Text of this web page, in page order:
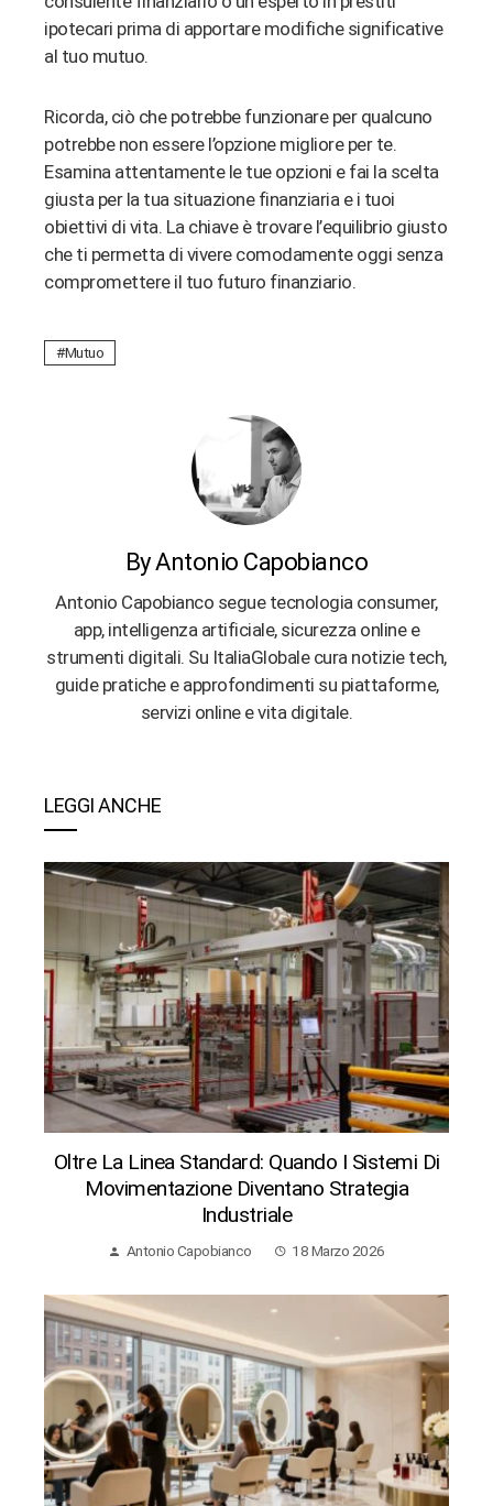
ipotecari prima di apportare modifiche significative
al tuo mutuo.
Ricorda, ciò che potrebbe funzionare per qualcuno
potrebbe non essere l’opzione migliore per te.
Esamina attentamente le tue opzioni e fai la scelta
giusta per la tua situazione finanziaria e i tuoi
obiettivi di vita. La chiave è trovare l’equilibrio giusto
che ti permetta di vivere comodamente oggi senza
compromettere il tuo futuro finanziario.
Mutuo
By Antonio Capobianco
Antonio Capobianco segue tecnologia consumer,
app, intelligenza artificiale, sicurezza online e
strumenti digitali. Su ItaliaGlobale cura notizie tech,
guide pratiche e approfondimenti su piattaforme,
servizi online e vita digitale.
LEGGI ANCHE
Oltre La Linea Standard: Quando I Sistemi Di
Movimentazione Diventano Strategia
Industriale
Antonio Capobianco 18 Marzo 2026